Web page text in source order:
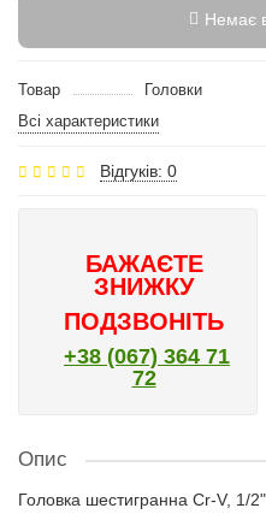
Немає
Товар
Головки
Всі характеристики
Відгуків: 0
БАЖАЄТЕ
ЗНИЖКУ
ПОДЗВОНІТЬ
+38 (067) 364 71
72
Опис
Головка шестигранна Cr-V, 1/